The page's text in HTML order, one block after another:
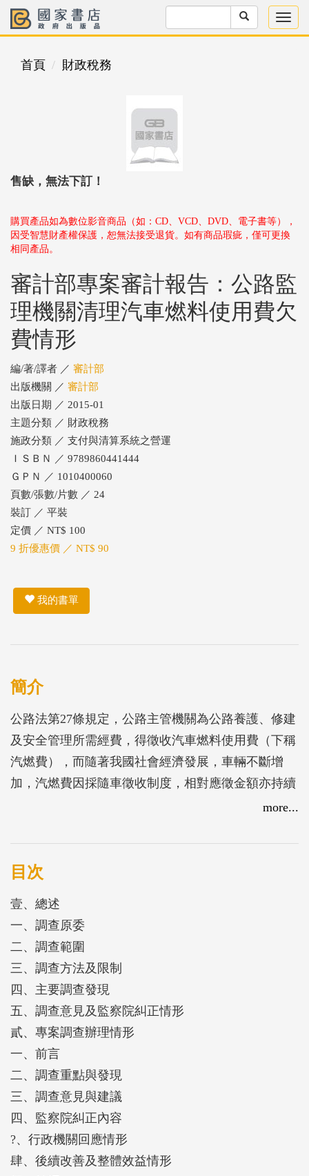
首頁 財政稅務
售缺，無法下訂！
購買產品如為數位影音商品（如：CD、VCD、DVD、電子書等），
因受智慧財產權保護，恕無法接受退貨。如有商品瑕疵，僅可更換
相同產品。
審計部專案審計報告：公路監
理機關清理汽車燃料使用費欠
費情形
編/著/譯者 ／ 審計部
出版機關 ／ 審計部
出版日期 ／ 2015-01
主題分類 ／ 財政稅務
施政分類 ／ 支付與清算系統之營運
ＩＳＢＮ ／ 9789860441444
ＧＰＮ ／ 1010400060
頁數/張數/片數 ／ 24
裝訂 ／ 平裝
定價 ／ NT$ 100
9 折優惠價 ／ NT$ 90
我的書單
簡介
公路法第27條規定，公路主管機關為公路養護、修建
及安全管理所需經費，得徵收汽車燃料使用費（下稱
汽燃費），而隨著我國社會經濟發展，車輛不斷增
加，汽燃費因採隨車徵收制度，相對應徵金額亦持續
成長，公路財政已極仰賴其挹注。鑑於公路監理機關
制、管理作業是否完善，攸關經徵效能及民眾權益甚
鉅，每年汽燃費徵收金額亦頗為龐鉅，審計部交通建
情形，爰規劃辦理調查，業經調查竣事，並揭露汽燃
費之相關制度規章未盡健全，暨監理機關因移送強制
執行程序未完備及執行（債權）憑證管理鬆散，未能
有效積極清理欠費案件，致逾徵收時效件數及註銷案
件增加，損及國庫權益等情，業已促請交通部及公路
監理機關檢討改善。
more...
目次
壹、總述
一、調查原委
二、調查範圍
三、調查方法及限制
四、主要調查發現
五、調查意見及監察院糾正情形
貳、專案調查辦理情形
一、前言
二、調查重點與發現
三、調查意見與建議
四、監察院糾正內容
?、行政機關回應情形
肆、後續改善及整體效益情形